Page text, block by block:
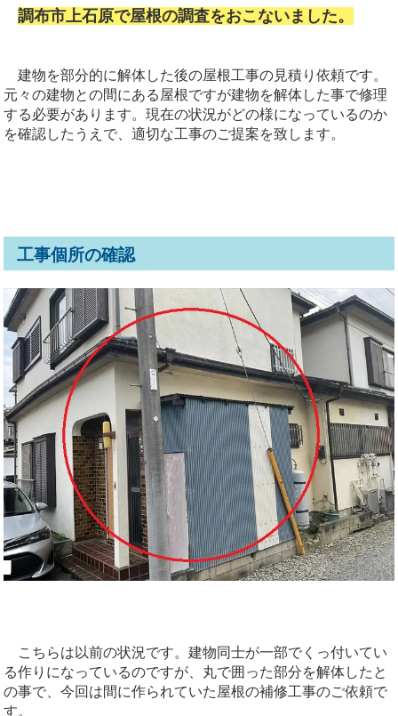
調布市上石原で屋根の調査をおこないました。
建物を部分的に解体した後の屋根工事の見積り依頼です。
元々の建物との間にある屋根ですが建物を解体した事で修理
する必要があります。現在の状況がどの様になっているのか
を確認したうえで、適切な工事のご提案を致します。
工事個所の確認
こちらは以前の状況です。建物同士が一部でくっ付いてい
る作りになっているのですが、丸で囲った部分を解体したと
の事で、今回は間に作られていた屋根の補修工事のご依頼で
す。